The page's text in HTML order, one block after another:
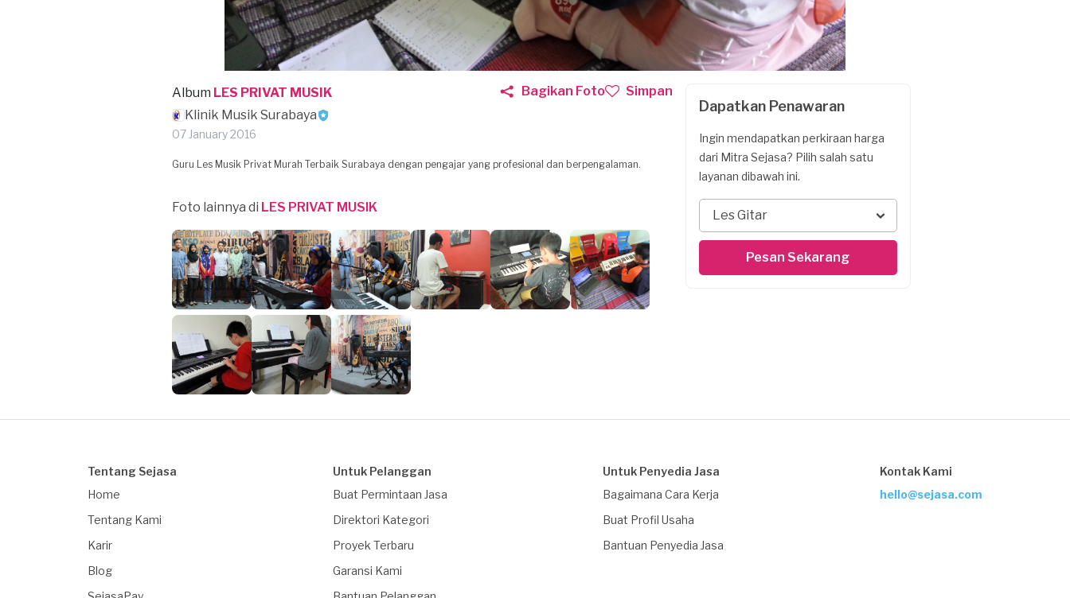
Album LES PRIVAT MUSIK
Klinik Musik Surabaya
07 January 2016
Bagikan Foto Simpan
Guru Les Musik Privat Murah Terbaik Surabaya dengan pengajar yang profesional dan berpengalaman.
Foto lainnya di LES PRIVAT MUSIK
Dapatkan Penawaran
Ingin mendapatkan perkiraan harga
dari Mitra Sejasa? Pilih salah satu
layanan dibawah ini.
Les Gitar
Pesan Sekarang
Tentang Sejasa
Home
Tentang Kami
Karir
Blog
Untuk Pelanggan
Buat Permintaan Jasa
Direktori Kategori
Proyek Terbaru
Garansi Kami
Untuk Penyedia Jasa
Bagaimana Cara Kerja
Buat Profil Usaha
Bantuan Penyedia Jasa
Kontak Kami
hello@sejasa.com